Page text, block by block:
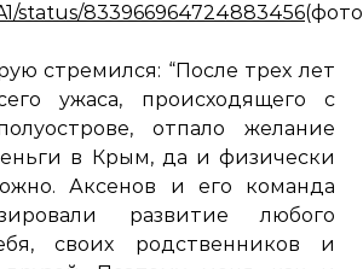
status/833966964724883456(фото
стремился: “После трех лет
ужаса, происходящего с
отпало желание
в Крым, да и физически
Аксенов и его команда
развитие любого
своих родственников и